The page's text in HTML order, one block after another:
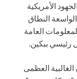
الأمريكية
النطاق
العامة
ببكين.
العظمى